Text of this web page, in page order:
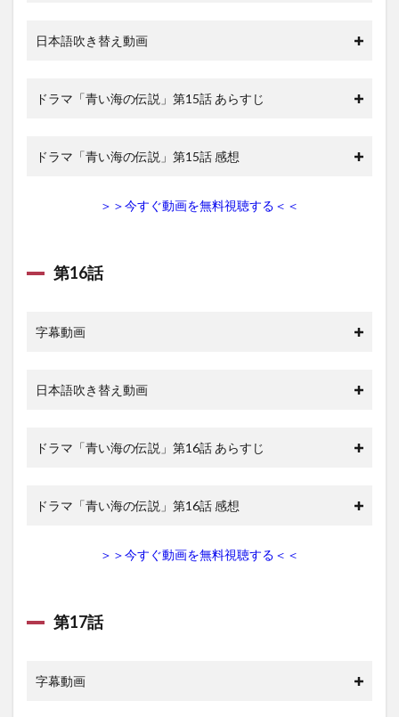
日本語吹き替え動画
ドラマ「青い海の伝説」第15話 あらすじ
ドラマ「青い海の伝説」第15話 感想
＞＞今すぐ動画を無料視聴する＜＜
第16話
字幕動画
日本語吹き替え動画
ドラマ「青い海の伝説」第16話 あらすじ
ドラマ「青い海の伝説」第16話 感想
＞＞今すぐ動画を無料視聴する＜＜
第17話
字幕動画